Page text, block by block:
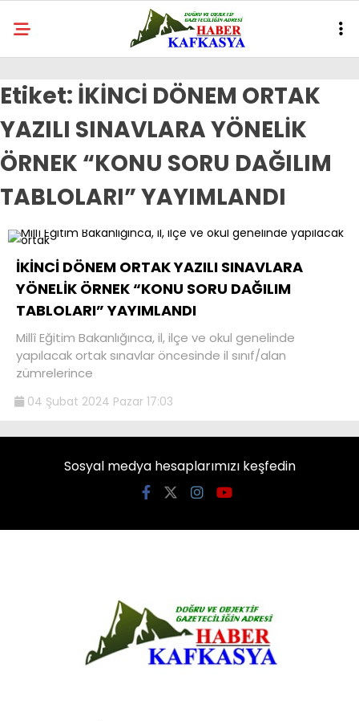
Etiket: İKİNCİ DÖNEM ORTAK
YAZILI SINAVLARA YÖNELİK
ÖRNEK “KONU SORU DAĞILIM
TABLOLARI” YAYIMLANDI
İKİNCİ DÖNEM ORTAK YAZILI SINAVLARA
YÖNELİK ÖRNEK “KONU SORU DAĞILIM
TABLOLARI” YAYIMLANDI
Millî Eğitim Bakanlığınca, il, ilçe ve okul genelinde
yapılacak ortak sınavlar öncesinde il sınıf/alan
zümrelerince
04 Şubat 2024 Pazar 17:03
Sosyal medya hesaplarımızı keşfedin